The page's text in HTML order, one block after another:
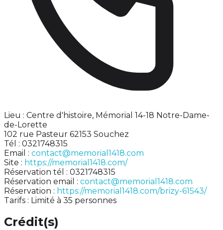
Lieu : Centre d'histoire, Mémorial 14-18 Notre-Dame-
de-Lorette
102 rue Pasteur 62153 Souchez
Tél : 0321748315
Email : contact@memorial1418.com
Site : https://memorial1418.com/
Réservation tél : 0321748315
Réservation email : contact@memorial1418.com
Réservation : https://memorial1418.com/brizy-61543/
Tarifs : Limité à 35 personnes
Crédit(s)